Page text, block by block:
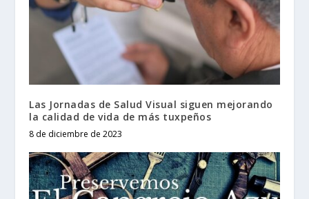
Las Jornadas de Salud Visual siguen mejorando
la calidad de vida de más tuxpeños
8 de diciembre de 2023